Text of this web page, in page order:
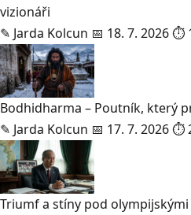
vizionáři
✎ Jarda Kolcun 📅 18. 7. 2026⏱
Bodhidharma – Poutník, který
✎ Jarda Kolcun 📅 17. 7. 2026⏱
Triumf a stíny pod